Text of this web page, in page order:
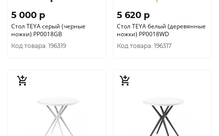
5 000 p
Стол TEYA серый (черные
ножки) PP0018GB
Код товара: 196319
5 620 p
Стол TEYA белый (деревянные
ножки) PP0018WD
Код товара: 196317